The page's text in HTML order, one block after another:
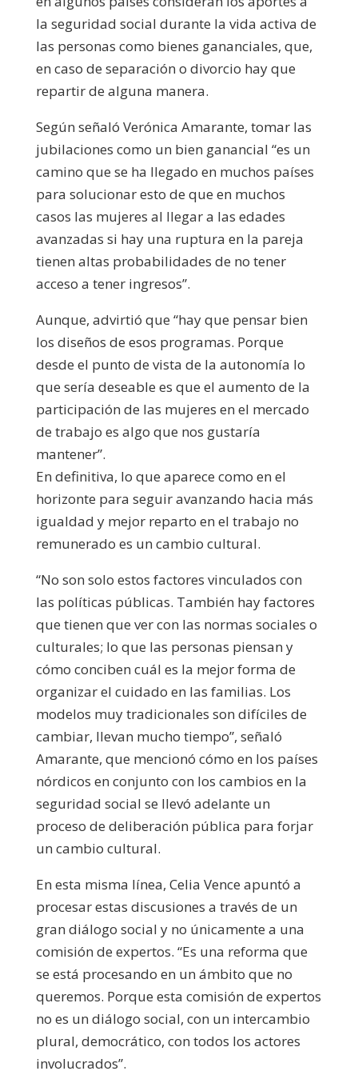
la seguridad social durante la vida activa de
las personas como bienes gananciales, que,
en caso de separación o divorcio hay que
repartir de alguna manera.
Según señaló Verónica Amarante, tomar las
jubilaciones como un bien ganancial “es un
camino que se ha llegado en muchos países
para solucionar esto de que en muchos
casos las mujeres al llegar a las edades
avanzadas si hay una ruptura en la pareja
tienen altas probabilidades de no tener
acceso a tener ingresos”.
Aunque, advirtió que “hay que pensar bien
los diseños de esos programas. Porque
desde el punto de vista de la autonomía lo
que sería deseable es que el aumento de la
participación de las mujeres en el mercado
de trabajo es algo que nos gustaría
mantener”.
En definitiva, lo que aparece como en el
horizonte para seguir avanzando hacia más
igualdad y mejor reparto en el trabajo no
remunerado es un cambio cultural.
“No son solo estos factores vinculados con
las políticas públicas. También hay factores
que tienen que ver con las normas sociales o
culturales; lo que las personas piensan y
cómo conciben cuál es la mejor forma de
organizar el cuidado en las familias. Los
modelos muy tradicionales son difíciles de
cambiar, llevan mucho tiempo”, señaló
Amarante, que mencionó cómo en los países
nórdicos en conjunto con los cambios en la
seguridad social se llevó adelante un
proceso de deliberación pública para forjar
un cambio cultural.
En esta misma línea, Celia Vence apuntó a
procesar estas discusiones a través de un
gran diálogo social y no únicamente a una
comisión de expertos. “Es una reforma que
se está procesando en un ámbito que no
queremos. Porque esta comisión de expertos
no es un diálogo social, con un intercambio
plural, democrático, con todos los actores
involucrados”.